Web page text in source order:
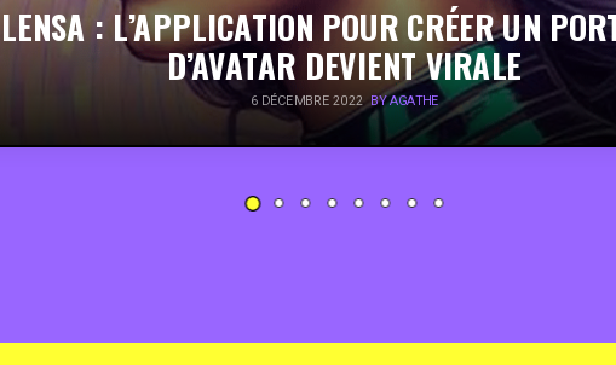
LENSA : L’APPLICATION POUR CRÉER UN
D’AVATAR DEVIENT VIRALE
6 DÉCEMBRE 2022 BY AGATHE